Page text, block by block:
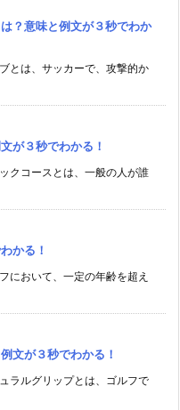
？意味と例文が３秒でわか
とは、サッカーで、攻撃的か
が３秒でわかる！
クコースとは、一般の人が誰
かる！
において、一定の年齢を超え
文が３秒でわかる！
ラルグリップとは、ゴルフで